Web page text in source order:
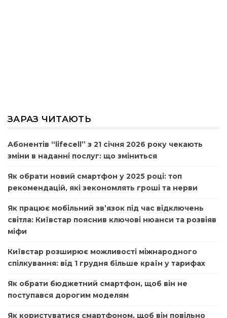
ЗАРАЗ ЧИТАЮТЬ
Абонентів “lifecell” з 21 січня 2026 року чекають
зміни в наданні послуг: що зміниться
Як обрати новий смартфон у 2025 році: топ
рекомендацій, які зекономлять гроші та нерви
Як працює мобільний зв’язок під час відключень
світла: Київстар пояснив ключові нюанси та розвіяв
міфи
Київстар розширює можливості міжнародного
спілкування: від 1 грудня більше країн у тарифах
Як обрати бюджетний смартфон, щоб він не
поступався дорогим моделям
Як користуватися смартфоном, щоб він повільно